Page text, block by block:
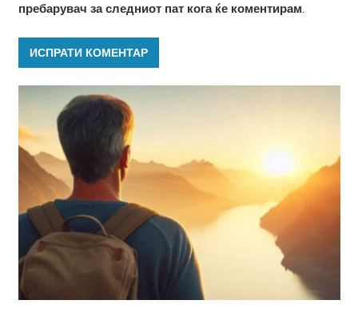
пребарувач за следниот пат кога ќе коментирам.